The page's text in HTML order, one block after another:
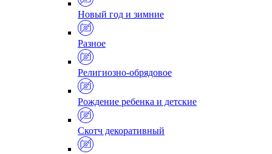
Новый год и зимние
Разное
Религиозно-обрядовое
Рождение ребенка и детские
Скотч декоративный